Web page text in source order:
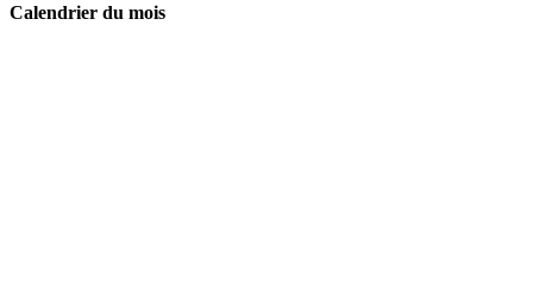
Calendrier du mois